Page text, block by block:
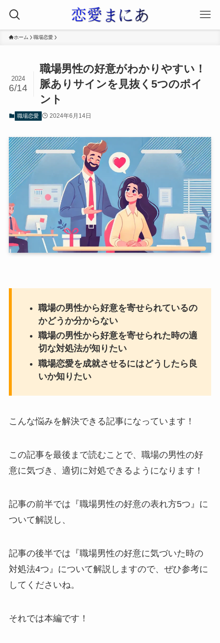
ホーム 職場恋愛
職場男性の好意がわかりやすい！
脈ありサインを見抜く5つのポイ
ント
2024
6/14
職場恋愛 2024年6月14日
職場の男性から好意を寄せられているの
かどうか分からない
職場の男性から好意を寄せられた時の適
切な対処法が知りたい
職場恋愛を成就させるにはどうしたら良
いか知りたい
こんな悩みを解決できる記事になっています！
この記事を最後まで読むことで、職場の男性の好
意に気づき、適切に対処できるようになります！
記事の前半では『職場男性の好意の表れ方5つ』に
ついて解説し、
記事の後半では『職場男性の好意に気づいた時の
対処法4つ』について解説しますので、ぜひ参考に
してくださいね。
それでは本編です！